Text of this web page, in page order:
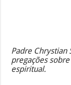
Padre Chrystian
pregações
espiritual.